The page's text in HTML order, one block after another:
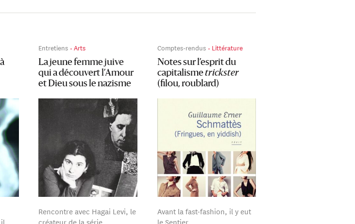
Entretiens Arts
La jeune femme juive
qui a découvert l’Amour
et Dieu sous le nazisme
Rencontre avec Hagai Levi, le
créateur de la série
Comptes-rendus Littérature
Notes sur l’esprit du
capitalismetrickster
(filou, roublard)
Avant la fast-fashion, il y eut
le Sentier.